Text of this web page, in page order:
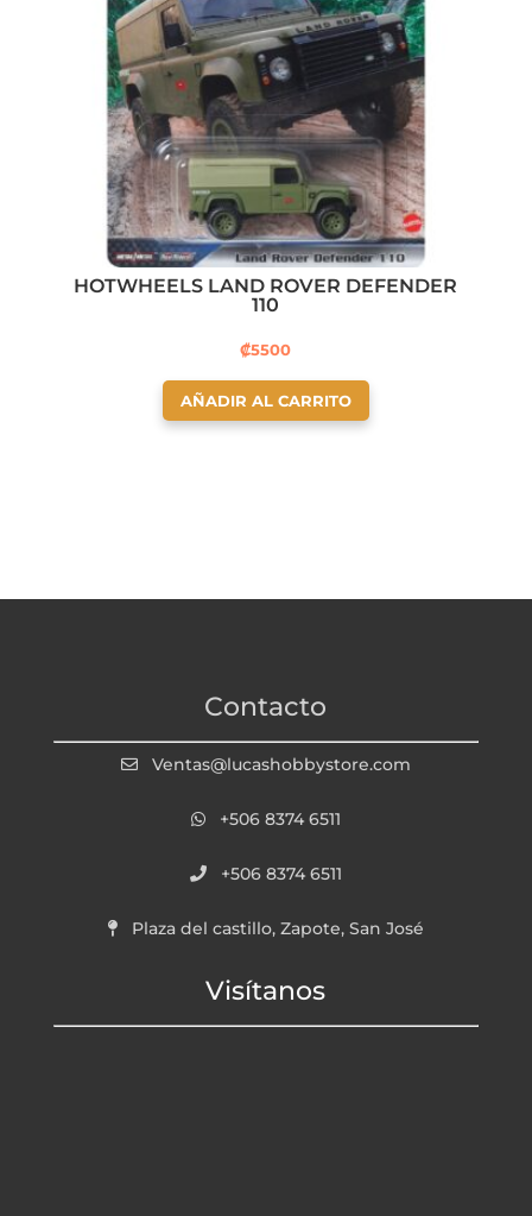
HOTWHEELS LAND ROVER DEFENDER
110
₡5500
AÑADIR AL CARRITO
Contacto
Ventas@lucashobbystore.com
+506 8374 6511
+506 8374 6511
Plaza del castillo, Zapote, San José
Visítanos